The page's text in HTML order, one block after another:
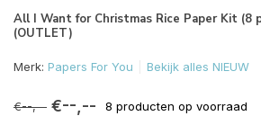
All I Want for Christmas Rice Paper Kit (8
(OUTLET)
Merk: Papers For You Bekijk alles NIEUW
€--,-- €--,-- 8 producten op voorraad